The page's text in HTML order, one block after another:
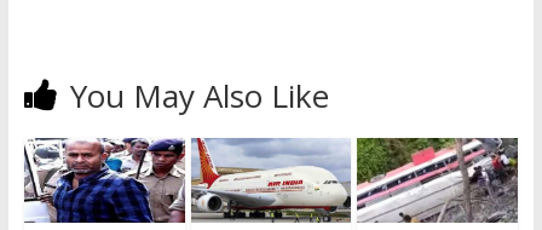
You May Also Like